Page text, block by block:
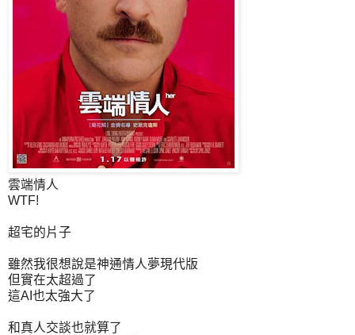
雲端情人
WTF!
超宅的片子
雖然我很想說是神通情人夢現代版
但實在太超過了
這AI也太強大了
和真人交談也就算了